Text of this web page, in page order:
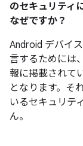
のセキュリティ
なぜですか？
Android デバイ
言するためには
報に掲載されて
となります。そ
いるセキュリテ
ん。